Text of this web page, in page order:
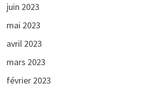
juin 2023
mai 2023
avril 2023
mars 2023
février 2023